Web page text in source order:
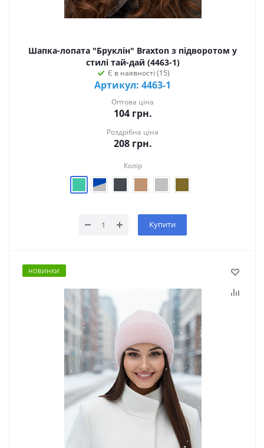
Шапка-лопата "Бруклін" Braxton з підворотом у
стилі тай-дай (4463-1)
Є в наявності (15)
Артикул: 4463-1
Оптова ціна
104грн.
Роздрібна ціна
208грн.
Колір
Купити
НОВИНКИ